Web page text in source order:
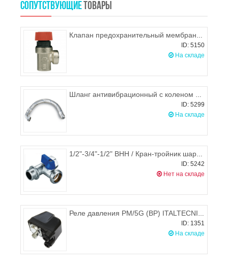
СОПУТСТВУЮЩИЕ ТОВАРЫ
Клапан предохранительный мембранный 3,0 BAR 1/2", ITAP 368
ID: 5150
На складе
Шланг антивибрационный с коленом в металлической оплетке 600 мм х 1", Omnigena
ID: 5299
На складе
1/2"-3/4"-1/2" ВНН / Кран-тройник шаровый 3-х проходной, Fornara
ID: 5242
Нет на складе
Реле давления PM/5G (ВР) ITALTECNICA
ID: 1351
На складе